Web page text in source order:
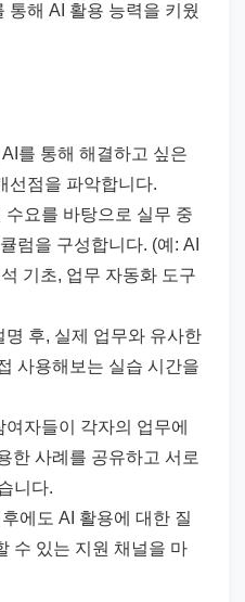
통해 AI 활용 능력을 키웠
를 통해 해결하고 싶은
선점을 파악합니다.
수요를 바탕으로 실무 중
럼을 구성합니다. (예: AI
기초, 업무 자동화 도구
명 후, 실제 업무와 유사한
사용해보는 실습 시간을
여자들이 각자의 업무에
한 사례를 공유하고 서로
니다.
에도 AI 활용에 대한 질
수 있는 지원 채널을 마